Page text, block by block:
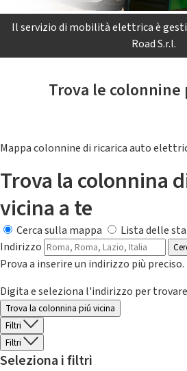
Il servizio di mobilità elettrica è
Road S.r.l.
Trova le
Mappa colonnine di ricarica auto
Trova la colonnina
vicina a te
Cerca sulla mappa
Lista delle
Indirizzo
Prova a inserire un indirizzo più preciso.
Digita e seleziona l'indirizzo per
Trova la colonnina piú vicina
Filtri
Filtri
Seleziona i filtri